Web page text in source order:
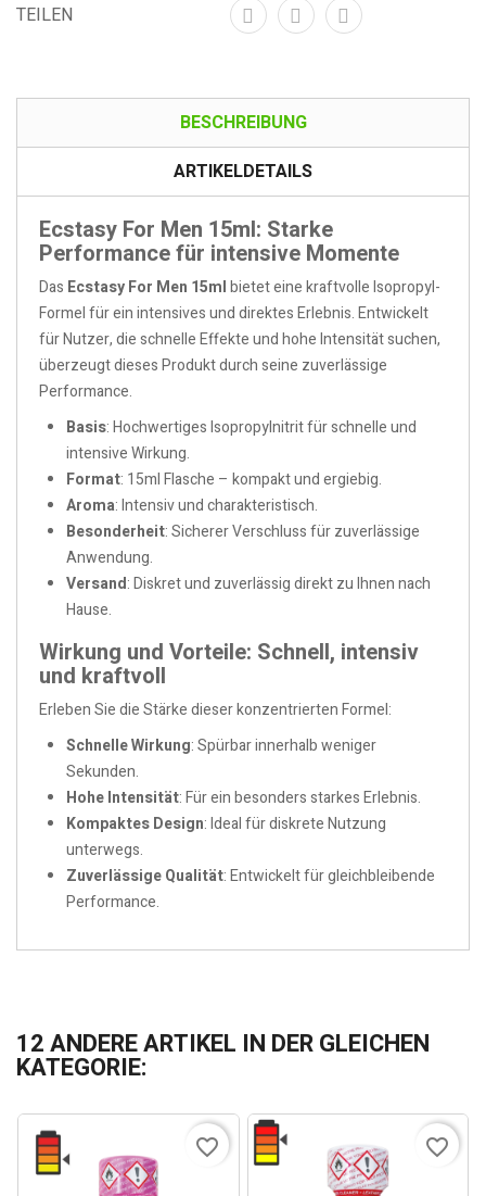
TEILEN
BESCHREIBUNG
ARTIKELDETAILS
Ecstasy For Men 15ml: Starke
Performance für intensive Momente
Das Ecstasy For Men 15mlbietet eine kraftvolle Isopropyl-
Formel für ein intensives und direktes Erlebnis. Entwickelt
für Nutzer, die schnelle Effekte und hohe Intensität suchen,
überzeugt dieses Produkt durch seine zuverlässige
Performance.
Basis: Hochwertiges Isopropylnitrit für schnelle und
intensive Wirkung.
Format: 15ml Flasche – kompakt und ergiebig.
Aroma: Intensiv und charakteristisch.
Besonderheit: Sicherer Verschluss für zuverlässige
Anwendung.
Versand: Diskret und zuverlässig direkt zu Ihnen nach
Hause.
Wirkung und Vorteile: Schnell, intensiv
und kraftvoll
Erleben Sie die Stärke dieser konzentrierten Formel:
Schnelle Wirkung: Spürbar innerhalb weniger
Sekunden.
Hohe Intensität: Für ein besonders starkes Erlebnis.
Kompaktes Design: Ideal für diskrete Nutzung
unterwegs.
Zuverlässige Qualität: Entwickelt für gleichbleibende
Performance.
12 ANDERE ARTIKEL IN DER GLEICHEN
KATEGORIE:
favorite_border favorite_border